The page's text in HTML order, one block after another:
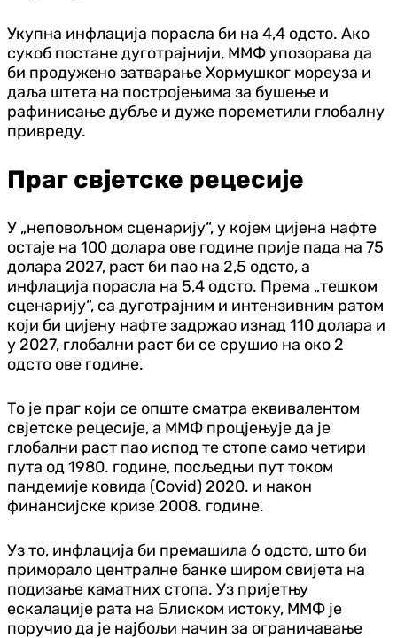
Укупна инфлација порасла би на 4,4 одсто. Ако
сукоб постане дуготрајнији, ММФ упозорава да
би продужено затварање Хормушког мореуза и
даља штета на постројењима за бушење и
рафинисање дубље и дуже пореметили глобалну
привреду.
Праг свјетске рецесије
У „неповољном сценарију“, у којем цијена нафте
остаје на 100 долара ове године прије пада на 75
долара 2027, раст би пао на 2,5 одсто, а
инфлација порасла на 5,4 одсто. Према „тешком
сценарију“, са дуготрајним и интензивним ратом
који би цијену нафте задржао изнад 110 долара и
у 2027, глобални раст би се срушио на око 2
одсто ове године.
То је праг који се опште сматра еквивалентом
свјетске рецесије, а ММФ процјењује да је
глобални раст пао испод те стопе само четири
пута од 1980. године, посљедњи пут током
пандемије ковида (Covid) 2020. и након
финансијске кризе 2008. године.
Уз то, инфлација би премашила 6 одсто, што би
приморало централне банке широм свијета на
подизање каматних стопа. Уз пријетњу
ескалације рата на Блиском истоку, ММФ је
поручио да је најбољи начин за ограничавање